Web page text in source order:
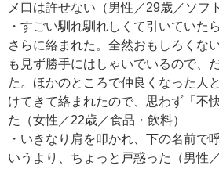
メ口は許せない（男性／29歳／ソフ
・すごい馴れ馴れしくて引いていた
さらに絡まれた。全然おもしろくな
も見ず勝手にはしゃいでいるので、
た。ほかのところで仲良くなった人
けてきて絡まれたので、思わず「不
た（女性／22歳／食品・飲料）
・いきなり肩を叩かれ、下の名前で
いうより、ちょっと戸惑った（男性